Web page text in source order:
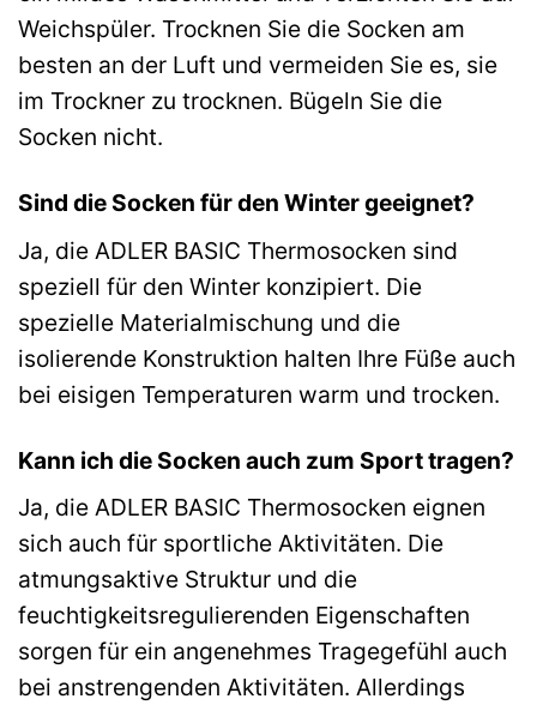
Weichspüler. Trocknen Sie die Socken am
besten an der Luft und vermeiden Sie es, sie
im Trockner zu trocknen. Bügeln Sie die
Socken nicht.
Sind die Socken für den Winter geeignet?
Ja, die ADLER BASIC Thermosocken sind
speziell für den Winter konzipiert. Die
spezielle Materialmischung und die
isolierende Konstruktion halten Ihre Füße auch
bei eisigen Temperaturen warm und trocken.
Kann ich die Socken auch zum Sport tragen?
Ja, die ADLER BASIC Thermosocken eignen
sich auch für sportliche Aktivitäten. Die
atmungsaktive Struktur und die
feuchtigkeitsregulierenden Eigenschaften
sorgen für ein angenehmes Tragegefühl auch
bei anstrengenden Aktivitäten. Allerdings